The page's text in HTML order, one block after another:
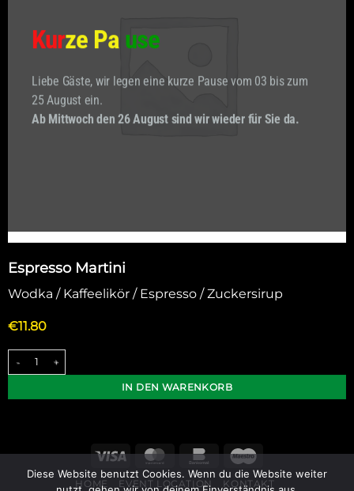
Espresso Martini
Wodka / Kaffeelikör / Espresso / Zuckersirup
€11.80
Espresso Martini Menge
IN DEN WARENKORB
Visa MasterCardBankomatMaestro
HOME EVENT LOCATION
KONTAKT
Kurze Pause
Liebe Gäste, wir legen eine kurze Pause vom 03 bis zum
Diese Website benutzt Cookies. Wenn du die Website weiter